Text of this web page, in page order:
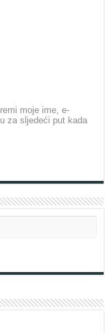
moje ime, e-
za sljedeći put kada